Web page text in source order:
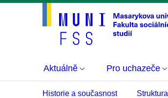
Aktuálně Pro uchazeče
Historie a současnost